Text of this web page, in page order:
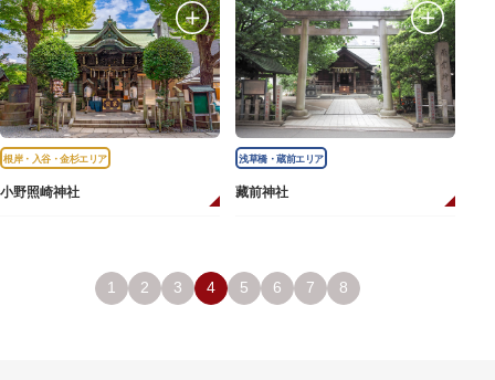
根岸・入谷・金杉エリア
小野照崎神社
浅草橋・蔵前エリア
藏前神社
1 2 3 4 5 6 7 8